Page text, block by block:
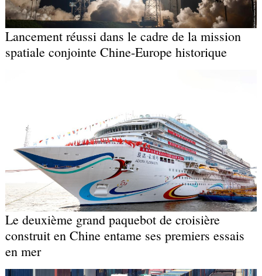
Lancement réussi dans le cadre de la mission
spatiale conjointe Chine-Europe historique
Le deuxième grand paquebot de croisière
construit en Chine entame ses premiers essais
en mer